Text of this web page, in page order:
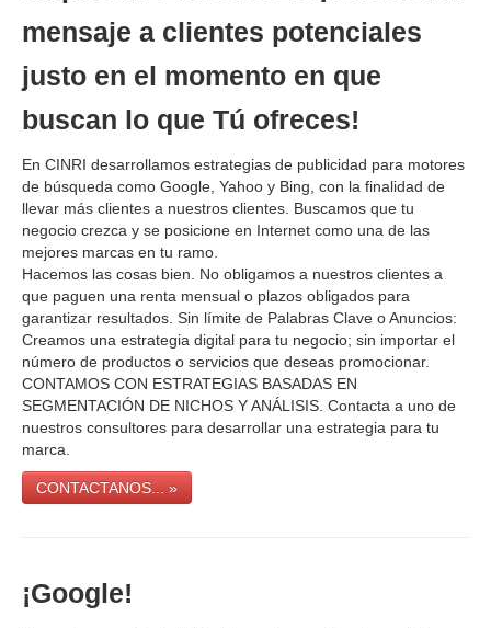
mensaje a clientes potenciales
justo en el momento en que
buscan lo que Tú ofreces!
En CINRI desarrollamos estrategias de publicidad para motores
de búsqueda como Google, Yahoo y Bing, con la finalidad de
llevar más clientes a nuestros clientes. Buscamos que tu
negocio crezca y se posicione en Internet como una de las
mejores marcas en tu ramo.
Hacemos las cosas bien. No obligamos a nuestros clientes a
que paguen una renta mensual o plazos obligados para
garantizar resultados. Sin límite de Palabras Clave o Anuncios:
Creamos una estrategia digital para tu negocio; sin importar el
número de productos o servicios que deseas promocionar.
CONTAMOS CON ESTRATEGIAS BASADAS EN
SEGMENTACIÓN DE NICHOS Y ANÁLISIS. Contacta a uno de
nuestros consultores para desarrollar una estrategia para tu
marca.
CONTACTANOS... »
¡Google!